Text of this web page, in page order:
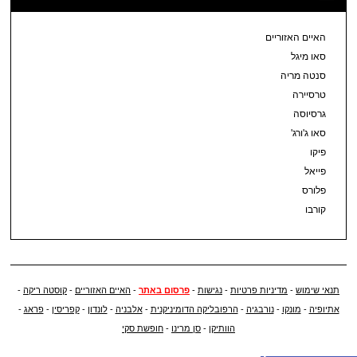
האיים האזוריים
סאו מיגל
סנטה מריה
טרסיירה
גרסיוסה
סאו ג'ורג'
פיקו
פייאל
פלורס
קורבו
תנאי שימוש - מדיניות פרטיות - נגישות - פרסום באתר - האיים האזוריים - קוסטה ריקה -
אתיופיה - מונקו -נורבגיה -הרפובליקה הדומיניקנית -אלבניה -לונדון -קפריסין -פראג -
הוותיקן - סן מרינו - חופשת סקי